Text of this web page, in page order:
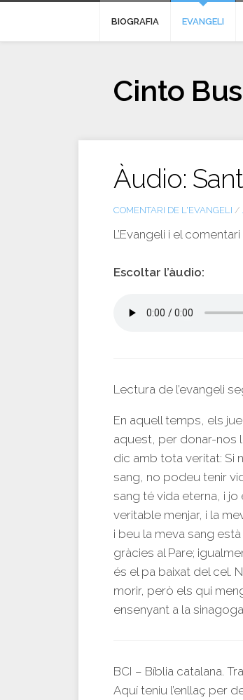
BIOGRAFIA EVANGELI
Cinto
Àudio:
COMENTARI DE L'EVANGELI /
L’Evangeli i el
Escoltar l’àudio:
Lectura de l’evangeli
En aquell temps, els
aquest, per donar-nos
dic amb tota veritat: Si
sang, no podeu tenir
sang té vida eterna, i jo
veritable menjar, i la
i beu la meva sang està
gràcies al Pare;
és el pa baixat del cel.
morir, però els qui
ensenyant a la
BCI – Bíblia catalana.
Aquí teniu l’enllaç per